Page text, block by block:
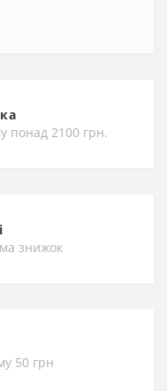
понад 2100 грн.
знижок
50 грн